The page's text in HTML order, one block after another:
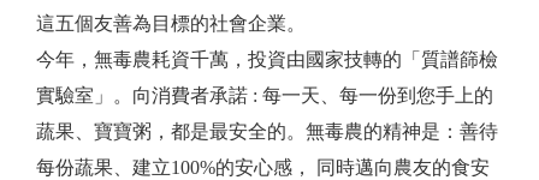
這五個友善為目標的社會企業。
今年，無毒農耗資千萬，投資由國家技轉的「質譜篩檢
實驗室」。向消費者承諾 : 每一天、每一份到您手上的
蔬果、寶寶粥，都是最安全的。無毒農的精神是：善待
每份蔬果、建立100%的安心感， 同時邁向農友的食安